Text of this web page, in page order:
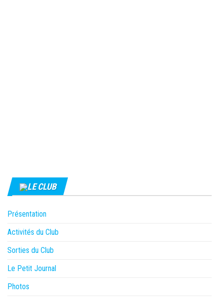
LE CLUB
Présentation
Activités du Club
Sorties du Club
Le Petit Journal
Photos